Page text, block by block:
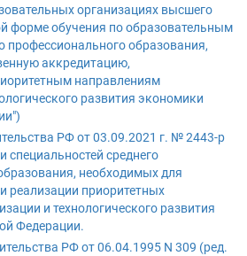
организациях высшего
форме обучения по образовательным
профессионального образования,
аккредитацию,
направлениям
развития экономики
РФ от 03.09.2021 г. № 2443-р
специальностей среднего
необходимых для
реализации приоритетных
и технологического развития
Федерации.
РФ от 06.04.1995 N 309 (ред.